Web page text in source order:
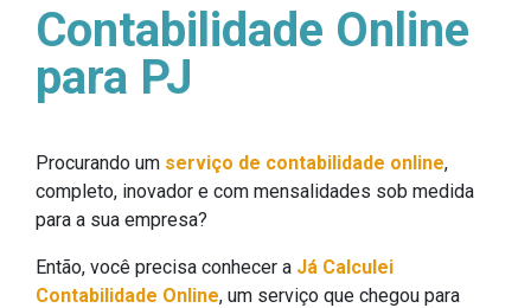
Contabilidade Online
para PJ
Procurando um serviço de contabilidade online,
completo, inovador e com mensalidades sob medida
para a sua empresa?
Então, você precisa conhecer a Já Calculei
Contabilidade Online, um serviço que chegou para